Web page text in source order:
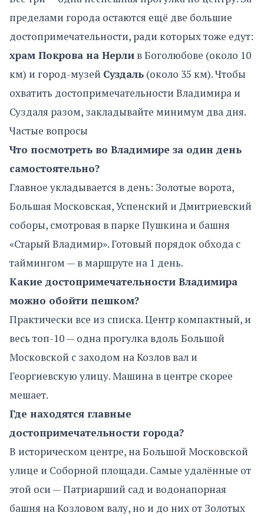
пределами города остаются ещё две большие
достопримечательности, ради которых тоже едут:
храм Покрова на Нерли в Боголюбове (около 10
км) и город-музей Суздаль (около 35 км). Чтобы
охватить достопримечательности Владимира и
Суздаля разом, закладывайте минимум два дня.
Частые вопросы
Что посмотреть во Владимире за один день
самостоятельно?
Главное укладывается в день: Золотые ворота,
Большая Московская, Успенский и Дмитриевский
соборы, смотровая в парке Пушкина и башня
«Старый Владимир». Готовый порядок обхода с
таймингом — в маршруте на 1 день.
Какие достопримечательности Владимира
можно обойти пешком?
Практически все из списка. Центр компактный, и
весь топ-10 — одна прогулка вдоль Большой
Московской с заходом на Козлов вал и
Георгиевскую улицу. Машина в центре скорее
мешает.
Где находятся главные
достопримечательности города?
В историческом центре, на Большой Московской
улице и Соборной площади. Самые удалённые от
этой оси — Патриарший сад и водонапорная
башня на Козловом валу, но и до них от Золотых